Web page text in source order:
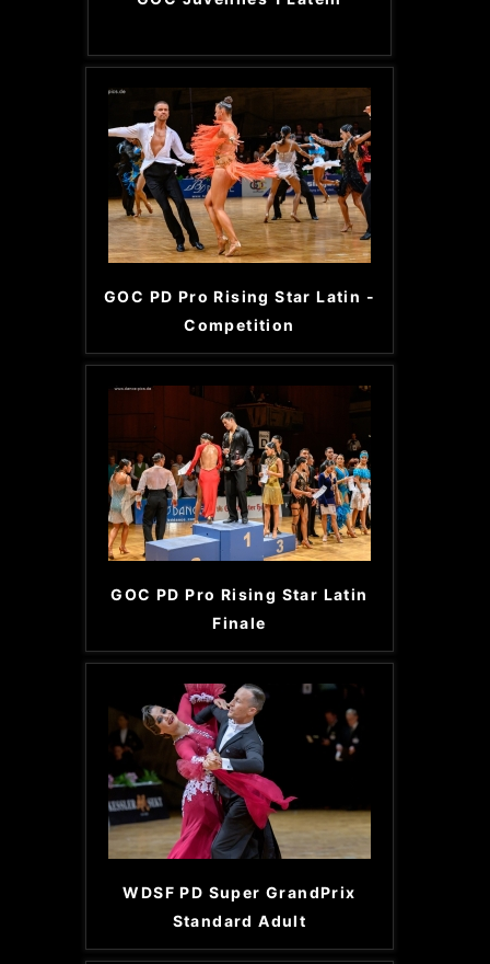
GOC PD Pro Rising Star Latin -
Competition
GOC PD Pro Rising Star Latin
Finale
WDSF PD Super GrandPrix
Standard Adult